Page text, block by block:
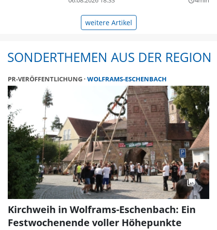
weitere Artikel
SONDERTHEMEN AUS DER REGION
PR-VERÖFFENTLICHUNG WOLFRAMS-ESCHENBACH
Kirchweih in Wolframs-Eschenbach: Ein
Festwochenende voller Höhepunkte